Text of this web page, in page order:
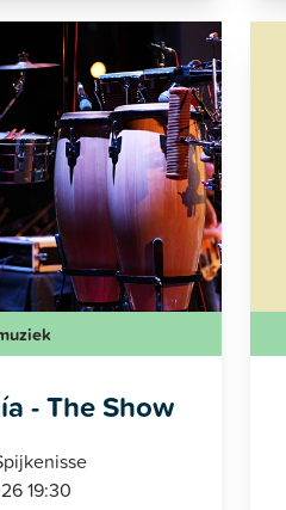
- The Show
19:30